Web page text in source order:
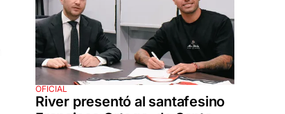
OFICIAL
River presentó al santafesino